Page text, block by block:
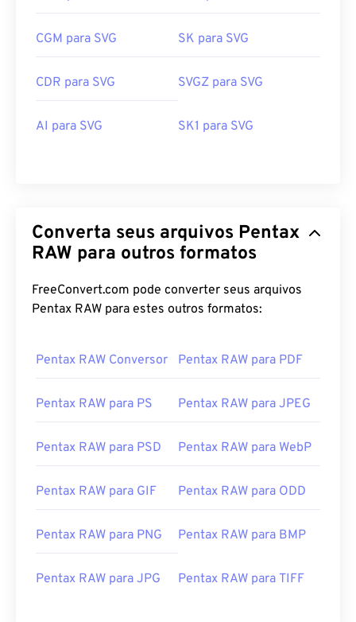
CGM para SVG SK para SVG
CDR para SVG SVGZ para SVG
AI para SVG SK1 para SVG
Converta seus arquivos Pentax
RAW para outros formatos
FreeConvert.com pode converter seus arquivos
Pentax RAW para estes outros formatos:
Pentax RAW Conversor Pentax RAW para PDF
Pentax RAW para PS Pentax RAW para JPEG
Pentax RAW para PSD Pentax RAW para WebP
Pentax RAW para GIF Pentax RAW para ODD
Pentax RAW para PNG Pentax RAW para BMP
Pentax RAW para JPG Pentax RAW para TIFF